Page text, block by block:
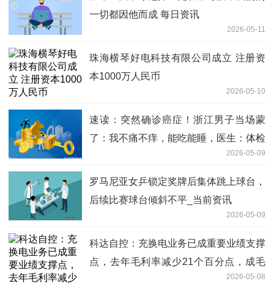
一切都因他而成 每日资讯
2026-05-11
珠海横琴好电科技有限公司成立 注册资
本1000万人民币
2026-05-10
速读：突然确诊癌症！浙江男子当场蒙
了：我不痛不痒，能吃能睡，医生：体检
2026-05-09
罗马尼亚女乒锁定奖牌后集体跳上球台，
后续比赛球台倾斜不平_当前资讯
2026-05-09
科达自控：充换电业务已成重要业绩支撑
点，去年毛利率减少21个百分点，成毛
2026-05-08